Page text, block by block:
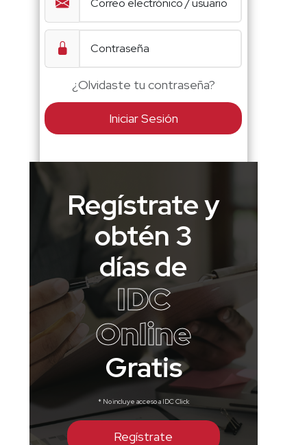
¿Olvidaste tu contraseña?
Iniciar Sesión
Regístrate y
obtén 3
días de
IDC
Online
Gratis
* No incluye acceso a IDC Click
Regístrate